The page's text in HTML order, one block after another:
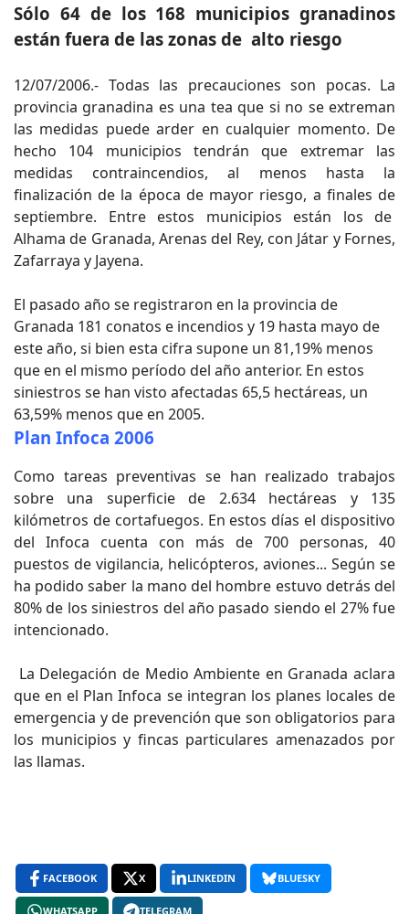
Sólo 64 de los 168 municipios granadinos
están fuera de las zonas de alto riesgo
12/07/2006.- Todas las precauciones son pocas. La
provincia granadina es una tea que si no se extreman
las medidas puede arder en cualquier momento. De
hecho 104 municipios tendrán que extremar las
medidas contraincendios, al menos hasta la
finalización de la época de mayor riesgo, a finales de
septiembre. Entre estos municipios están los de
Alhama de Granada, Arenas del Rey, con Játar y Fornes,
Zafarraya y Jayena.
El pasado año se registraron en la provincia de
Granada 181 conatos e incendios y 19 hasta mayo de
este año, si bien esta cifra supone un 81,19% menos
que en el mismo período del año anterior. En estos
siniestros se han visto afectadas 65,5 hectáreas, un
63,59% menos que en 2005.
Plan Infoca 2006
Como tareas preventivas se han realizado trabajos
sobre una superficie de 2.634 hectáreas y 135
kilómetros de cortafuegos. En estos días el dispositivo
del Infoca cuenta con más de 700 personas, 40
puestos de vigilancia, helicópteros, aviones... Según se
ha podido saber la mano del hombre estuvo detrás del
80% de los siniestros del año pasado siendo el 27% fue
intencionado.
La Delegación de Medio Ambiente en Granada aclara
que en el Plan Infoca se integran los planes locales de
emergencia y de prevención que son obligatorios para
los municipios y fincas particulares amenazados por
las llamas.
FACEBOOK X LINKEDIN BLUESKY
WHATSAPP TELEGRAM